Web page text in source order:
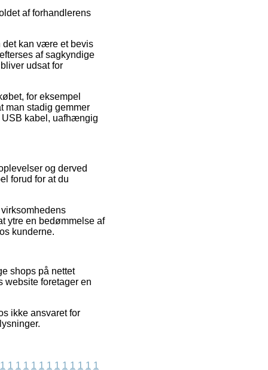
af forhandlerens
det kan være et bevis
af sagkyndige
udsat for
for eksempel
man stadig gemmer
USB kabel, uafhængig
og derved
forud for at du
ytre en bedømmelse af
kunderne.
shops på nettet
website foretager en
ikke ansvaret for
1 1 1 1 1 1 1 1 1 1 1 1 1